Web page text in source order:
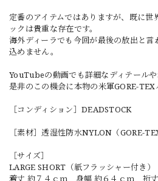
定番のアイテムではありますが、既に世
ックは貴重な存在です。
海外ディーラでも今回が最後の放出と
込めません。
YouTubeの動画でも詳細なディテールや
是非のこの機会に本物の米軍GORE-TEX
［コンディション］DEADSTOCK
［素材］透湿性防水NYLON（GORE-
［サイズ］
LARGE SHORT（紙フラッシャー付き）
着丈 約７４ｃｍ 身幅 約６４ｃｍ 裄